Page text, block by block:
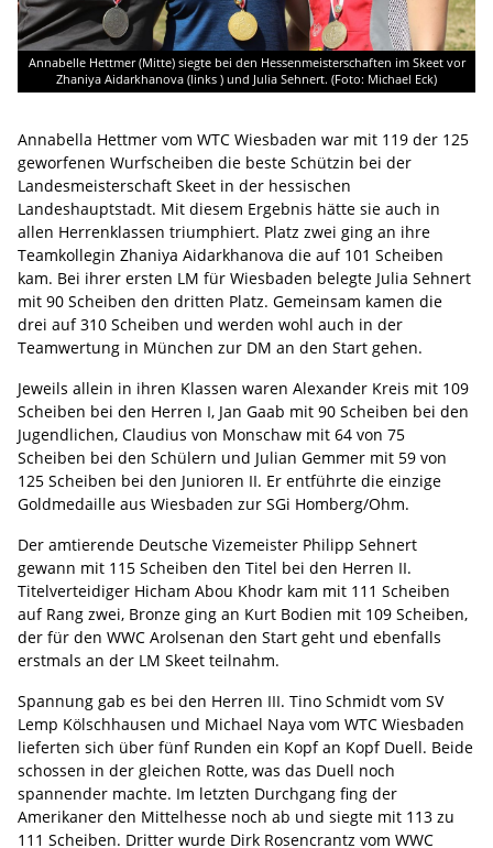
Annabelle Hettmer (Mitte) siegte bei den Hessenmeisterschaften im Skeet vor
Zhaniya Aidarkhanova (links ) und Julia Sehnert. (Foto: Michael Eck)
Annabella Hettmer vom WTC Wiesbaden war mit 119 der 125
geworfenen Wurfscheiben die beste Schützin bei der
Landesmeisterschaft Skeet in der hessischen
Landeshauptstadt. Mit diesem Ergebnis hätte sie auch in
allen Herrenklassen triumphiert. Platz zwei ging an ihre
Teamkollegin Zhaniya Aidarkhanova die auf 101 Scheiben
kam. Bei ihrer ersten LM für Wiesbaden belegte Julia Sehnert
mit 90 Scheiben den dritten Platz. Gemeinsam kamen die
drei auf 310 Scheiben und werden wohl auch in der
Teamwertung in München zur DM an den Start gehen.
Jeweils allein in ihren Klassen waren Alexander Kreis mit 109
Scheiben bei den Herren I, Jan Gaab mit 90 Scheiben bei den
Jugendlichen, Claudius von Monschaw mit 64 von 75
Scheiben bei den Schülern und Julian Gemmer mit 59 von
125 Scheiben bei den Junioren II. Er entführte die einzige
Goldmedaille aus Wiesbaden zur SGi Homberg/Ohm.
Der amtierende Deutsche Vizemeister Philipp Sehnert
gewann mit 115 Scheiben den Titel bei den Herren II.
Titelverteidiger Hicham Abou Khodr kam mit 111 Scheiben
auf Rang zwei, Bronze ging an Kurt Bodien mit 109 Scheiben,
der für den WWC Arolsenan den Start geht und ebenfalls
erstmals an der LM Skeet teilnahm.
Spannung gab es bei den Herren III. Tino Schmidt vom SV
Lemp Kölschhausen und Michael Naya vom WTC Wiesbaden
lieferten sich über fünf Runden ein Kopf an Kopf Duell. Beide
schossen in der gleichen Rotte, was das Duell noch
spannender machte. Im letzten Durchgang fing der
Amerikaner den Mittelhesse noch ab und siegte mit 113 zu
111 Scheiben. Dritter wurde Dirk Rosencrantz vom WWC